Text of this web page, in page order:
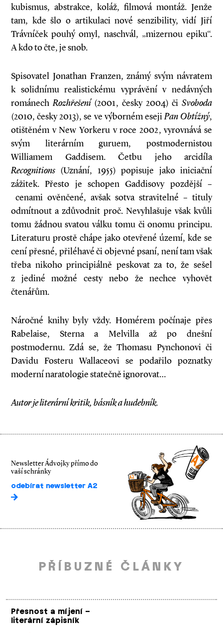
kubismus, abstrakce, koláž, filmová montáž. Jenže
tam, kde šlo o artikulaci nové senzibility, vidí Jiří
Trávníček pouhý omyl, naschvál, „mizernou epiku“.
A kdo to čte, je snob.
Spisovatel Jonathan Franzen, známý svým návratem
k solidnímu realistickému vyprávění v nedávných
románechRozhřešení(2001, česky 2004) čiSvoboda
(2010, česky 2013), se ve výborném esejiPan Obtížný,
otištěném v New Yorkeru v roce 2002, vyrovnává se
svým literárním guruem, postmodernistou
Williamem Gaddisem. Četbu jeho arcidíla
Recognitions (Uznání, 1955) popisuje jako iniciační
zážitek. Přesto je schopen Gaddisovy pozdější –
cenami ověnčené, avšak sotva stravitelné – tituly
odmítnout a zdůvodnit proč. Nevyhlašuje však kvůli
tomu žádnou svatou válku tomu či onomu principu.
Literaturu prostě chápe jako otevřené území, kde se
cení přesné, přiléhavé či objevné psaní, není tam však
třeba nikoho principiálně peskovat za to, že sešel
z jediné možné cesty nebo že nechce vyhovět
čtenářům.
Náročné knihy byly vždy. Homérem počínaje přes
Rabelaise, Sterna a Melvilla až po dnešní
postmodernu. Zdá se, že Thomasu Pynchonovi či
Davidu Fosteru Wallaceovi se podařilo poznatky
moderní naratologie statečně ignorovat…
Autor je literární kritik, básník a hudebník.
Newsletter Ádvojky přímo do
vaší schránky
odebírat newsletter A2
PŘÍBUZNÉ ČLÁNKY
Přesnost a míjení –
literární zápisník